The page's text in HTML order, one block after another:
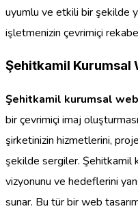
uyumlu ve etkili bir şekilde
işletmenizin çevrimiçi
Şehitkamil Kurumsal
Şehitkamil kurumsal
bir çevrimiçi imaj
şirketinizin hizmetlerini,
şekilde sergiler. Şehitkamil
vizyonunu ve hedeflerini
sunar. Bu tür bir web